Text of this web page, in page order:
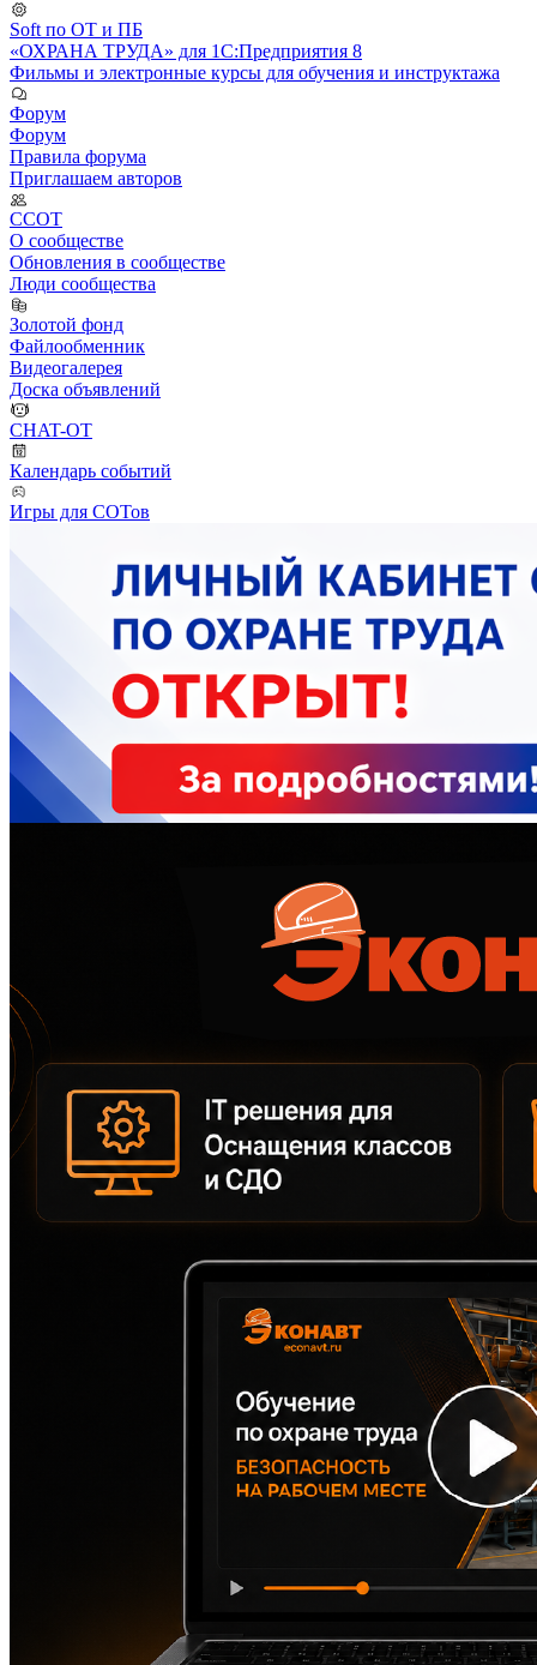
Soft по ОТ и ПБ
«ОХРАНА ТРУДА» для 1С:Предприятия 8
Фильмы и электронные курсы для обучения и инструктажа
Форум
Форум
Правила форума
Приглашаем авторов
ССОТ
О сообществе
Обновления в сообществе
Люди сообщества
Золотой фонд
Файлообменник
Видеогалерея
Доска объявлений
CHAT-OT
Календарь событий
Игры для СОТов